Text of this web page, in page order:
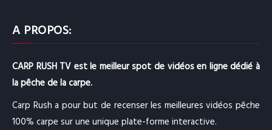
A PROPOS:
CARP RUSH TV est le meilleur spot de vidéos en ligne dédié à
la pêche de la carpe.
Carp Rush a pour but de recenser les meilleures vidéos pêche
100% carpe sur une unique plate-forme interactive.